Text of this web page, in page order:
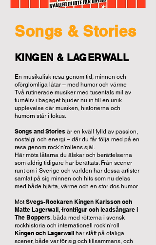
Songs & Stories
KINGEN & LAGERWALL
En musikalisk resa genom tid, minnen och
oförglömliga låtar – med humor och värme
Två rutinerade musiker med tusentals mil av
turnéliv i bagaget bjuder nu in till en unik
upplevelse där musiken, historierna och
humorn står i fokus.
Songs and Stories är en kväll fylld av passion,
nostalgi och energi – där du får följa med på en
resa genom rock’n’rollens själ.
Här möts låtarna du älskar och berättelserna
som aldrig tidigare har berättats. Från scener
runt om i Sverige och världen har dessa artister
samlat på sig minnen och hits som nu delas
med både hjärta, värme och en stor dos humor.
Möt Svegs-Rockaren Kingen Karlsson och
Matte Lagerwall, frontfigur och leadsångare i
The Boppers, båda med rötterna i svensk
rockhistoria och internationell rock’n’roll
Kingen och Lagerwall har stått på otaliga
scener, både var för sig och tillsammans, och